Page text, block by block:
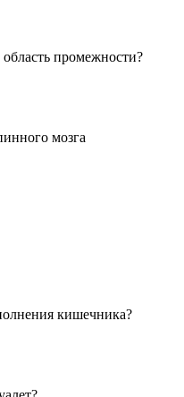
промежности?
мозга
кишечника?